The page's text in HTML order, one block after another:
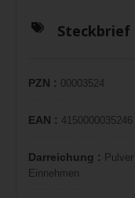
Steckbrief
PZN : 00003524
EAN : 4150000035246
Darreichung :
Einnehmen